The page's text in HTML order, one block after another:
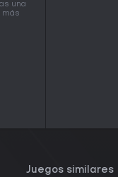
una
más
Juegos similares